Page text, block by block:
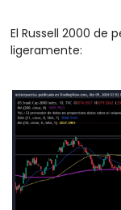
El Russell 2000 de
ligeramente: